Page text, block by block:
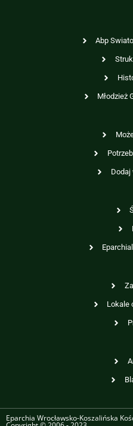
Abp
Młodzież
Lokale
Eparchia Wrocławsko-Koszalińska